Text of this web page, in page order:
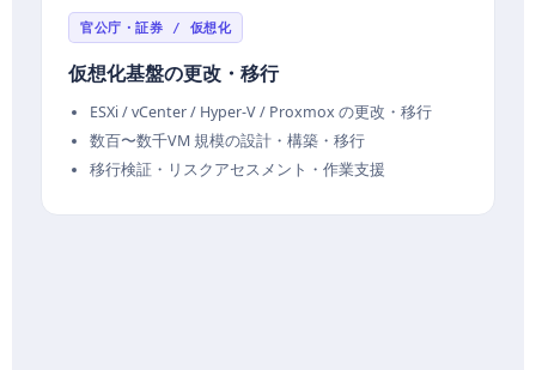
官公庁・証券 / 仮想化
仮想化基盤の更改・移行
ESXi / vCenter / Hyper-V / Proxmox の更改・移行
数百〜数千VM 規模の設計・構築・移行
移行検証・リスクアセスメント・作業支援